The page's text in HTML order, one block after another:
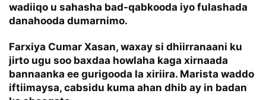
wadiiqo u sahasha bad-qabkooda iyo fulashada
danahooda dumarnimo.
Farxiya Cumar Xasan, waxay si dhiirranaani ku
jirto ugu soo baxdaa howlaha kaga xirnaada
bannaanka ee gurigooda la xiriira. Marista waddo
iftiimaysa, cabsidu kuma ahan dhib ay in badan